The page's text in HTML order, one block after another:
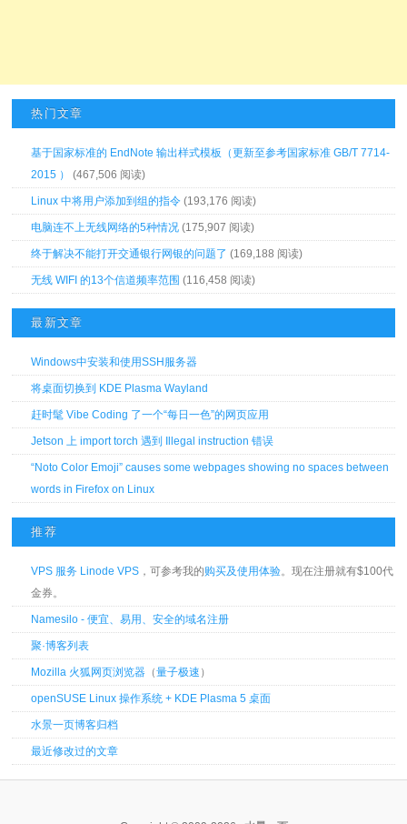
热门文章
基于国家标准的 EndNote 输出样式模板（更新至参考国家标准 GB/T 7714-
2015 ）
(467,506 阅读)
Linux 中将用户添加到组的指令 (193,176 阅读)
电脑连不上无线网络的5种情况 (175,907 阅读)
终于解决不能打开交通银行网银的问题了 (169,188 阅读)
无线 WIFI 的13个信道频率范围 (116,458 阅读)
最新文章
Windows中安装和使用SSH服务器
将桌面切换到 KDE Plasma Wayland
赶时髦 Vibe Coding 了一个“每日一色”的网页应用
Jetson 上 import torch 遇到 Illegal instruction 错误
“Noto Color Emoji” causes some webpages showing no spaces between
words in Firefox on Linux
推荐
VPS 服务 Linode VPS ，可参考我的购买及使用体验。现在注册就有$100代
金券。
Namesilo - 便宜、易用、安全的域名注册
聚·博客列表
Mozilla 火狐网页浏览器 （量子极速 ）
openSUSE Linux 操作系统 + KDE Plasma 5 桌面
水景一页博客归档
最近修改过的文章